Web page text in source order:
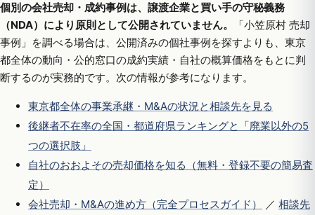
個別の会社売却・成約事例は、譲渡企業と買い手の守秘義務
（NDA）により原則として公開されていません。
「小笠原村 売却
事例」を調べる場合は、公開済みの個社事例を探すよりも、東京
都全体の動向・公的窓口の成約実績・自社の概算価格をもとに判
断するのが実務的です。次の情報が参考になります。
東京都全体の事業承継・M&Aの状況と相談先を見る
後継者不在率の全国・都道府県ランキングと「廃業以外の5
つの選択肢」
自社のおおよその売却価格を知る（無料・登録不要の簡易査
定）
会社売却・M&Aの進め方（完全プロセスガイド）
／ 相談先